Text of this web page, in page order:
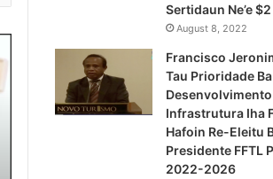
Sertidaun Ne’e $2
August 8, 2022
Francisco
Tau Prioridade Ba
Desenvolvimento
Infrastrutura Iha
Hafoin Re-Eleitu
Presidente FFTL
2022-2026